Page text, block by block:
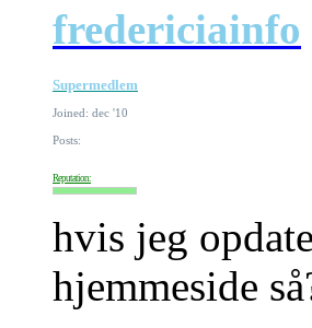
fredericiainfo
Supermedlem
Joined: dec '10
Posts:
Reputation:
hvis jeg
hjemmeside